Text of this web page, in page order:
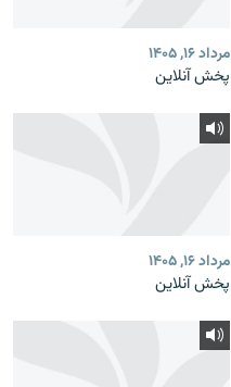
مرداد ۱۶, ۱۴۰۵
پخش آنلاین
مرداد ۱۶, ۱۴۰۵
پخش آنلاین